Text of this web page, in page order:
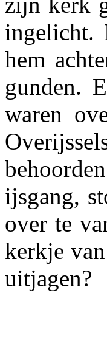
ingelicht.
hem
gunden.
waren
ijsgang,
over te
kerkje
uitjagen?